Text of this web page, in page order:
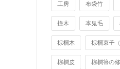
工房 布袋竹
撞木 本鬼毛
棕櫚木 棕櫚束子
棕櫚皮 棕櫚箒の